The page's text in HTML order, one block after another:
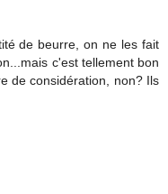
de beurre, on ne les fait
c'est tellement bon
de considération, non? Ils